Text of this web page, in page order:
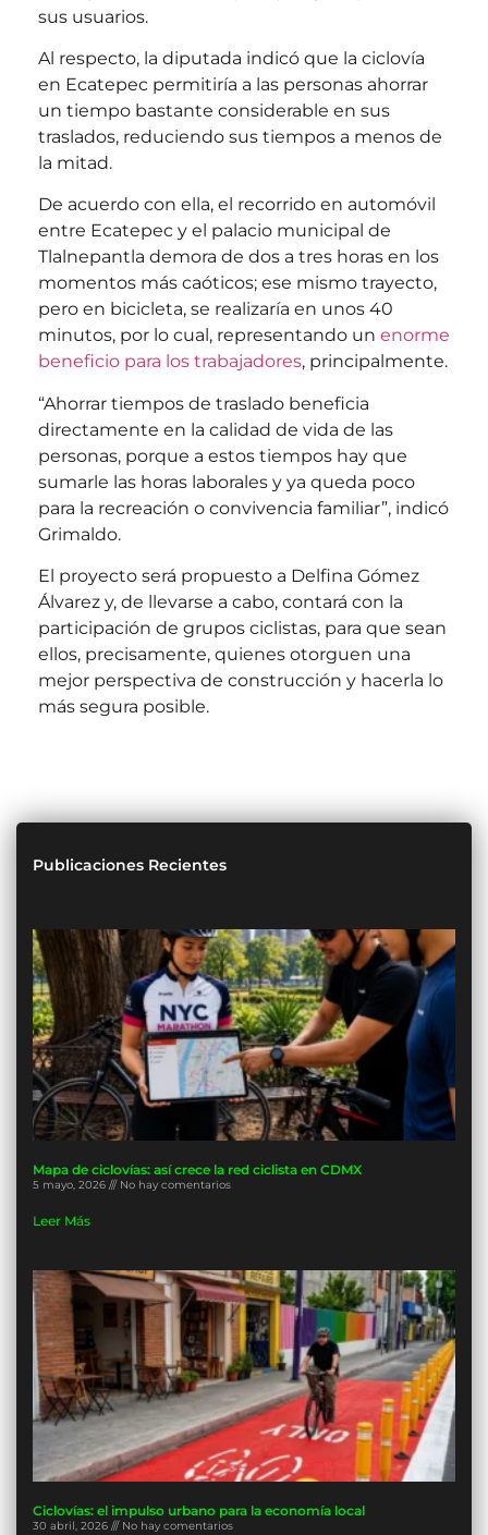
sus usuarios.
Al respecto, la diputada indicó que la ciclovía
en Ecatepec permitiría a las personas ahorrar
un tiempo bastante considerable en sus
traslados, reduciendo sus tiempos a menos de
la mitad.
De acuerdo con ella, el recorrido en automóvil
entre Ecatepec y el palacio municipal de
Tlalnepantla demora de dos a tres horas en los
momentos más caóticos; ese mismo trayecto,
pero en bicicleta, se realizaría en unos 40
minutos, por lo cual, representando un enorme
beneficio para los trabajadores, principalmente.
“Ahorrar tiempos de traslado beneficia
directamente en la calidad de vida de las
personas, porque a estos tiempos hay que
sumarle las horas laborales y ya queda poco
para la recreación o convivencia familiar”, indicó
Grimaldo.
El proyecto será propuesto a Delfina Gómez
Álvarez y, de llevarse a cabo, contará con la
participación de grupos ciclistas, para que sean
ellos, precisamente, quienes otorguen una
mejor perspectiva de construcción y hacerla lo
más segura posible.
Publicaciones Recientes
Mapa de ciclovías: así crece la red ciclista en CDMX
5 mayo, 2026 No hay comentarios
Leer Más
Ciclovías: el impulso urbano para la economía local
30 abril, 2026 No hay comentarios